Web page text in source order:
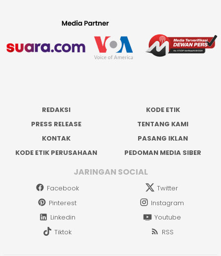
REDAKSI
KODE ETIK
PRESS RELEASE
TENTANG KAMI
KONTAK
PASANG IKLAN
KODE ETIK PERUSAHAAN
PEDOMAN MEDIA SIBER
JARINGAN SOCIAL
Facebook
Twitter
Pinterest
Instagram
Linkedin
Youtube
Tiktok
RSS